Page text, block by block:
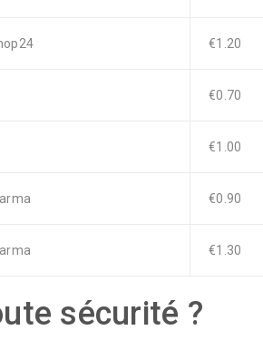
€1.20
€0.70
€1.00
€0.90
€1.30
sécurité ?